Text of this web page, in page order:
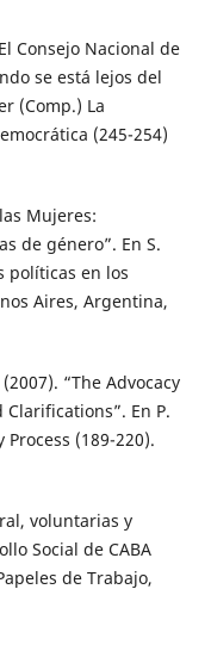
Consejo Nacional de
se está lejos del
(Comp.) La
(245-254)
Mujeres:
de género”. En S.
políticas en los
Aires, Argentina,
“The Advocacy
En P.
(189-220).
voluntarias y
Social de CABA
de Trabajo,